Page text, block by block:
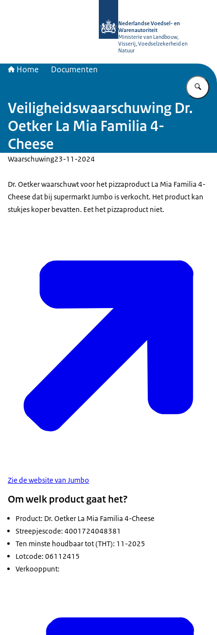
Nederlandse Voedsel- en
Warenautoriteit
Ministerie van Landbouw,
Visserij, Voedselzekerheid en
Natuur
Home Documenten
Veiligheidswaarschuwing Dr.
Oetker La Mia Familia 4-
Cheese
Waarschuwing23-11-2024
Dr. Oetker waarschuwt voor het pizzaproduct La Mia Familia 4-
Cheese dat bij supermarkt Jumbo is verkocht. Het product kan
stukjes koper bevatten. Eet het pizzaproduct niet.
Zie de website van Jumbo
Om welk product gaat het?
Product: Dr. Oetker La Mia Familia 4-Cheese
Streepjescode: 4001724048381
Ten minste houdbaar tot (THT): 11-2025
Lotcode: 06112415
Verkooppunt: